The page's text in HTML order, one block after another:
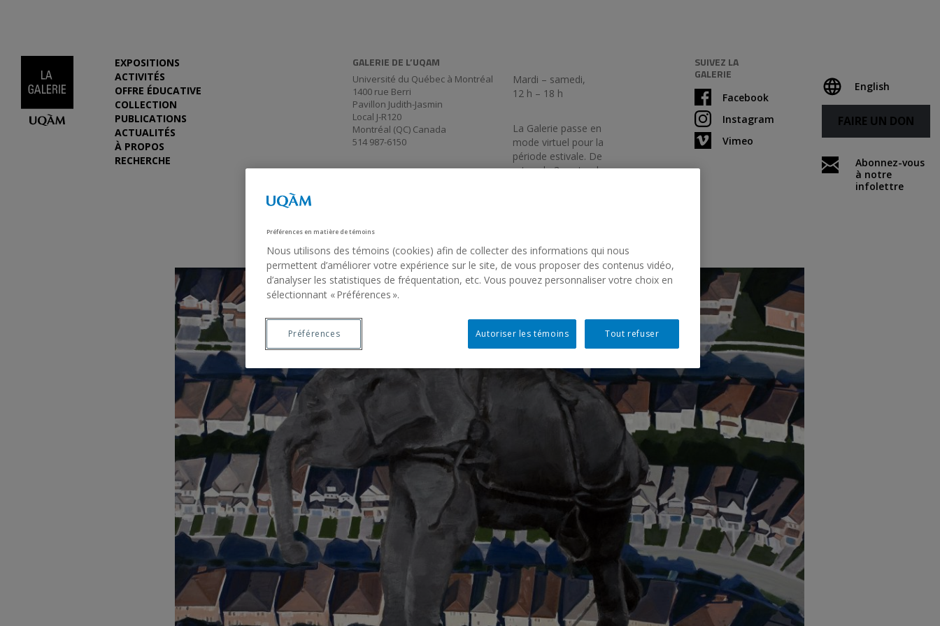
EXPOSITIONS
ACTIVITÉS
OFFRE ÉDUCATIVE
COLLECTION
PUBLICATIONS
ACTUALITÉS
À PROPOS
RECHERCHE
GALERIE DE L’UQAM
Université du Québec à Montréal
1400 rue Berri
Pavillon Judith-Jasmin
Local J-R120
Montréal (QC) Canada
514 987-6150
Mardi – samedi,
12 h – 18 h
La Galerie passe en
mode virtuel pour la
période estivale. De
retour le 3 septembre
SUIVEZ LA
GALERIE
Facebook
Instagram
Vimeo
English
FAIRE UN DON
Abonnez-vous
à notre
infolettre
Préférences en matière de témoins
Nous utilisons des témoins (cookies) afin de collecter des informations qui nous
permettent d’améliorer votre expérience sur le site, de vous proposer des contenus vidéo,
d’analyser les statistiques de fréquentation, etc. Vous pouvez personnaliser votre choix en
sélectionnant « Préférences ».
Tout refuser
Autoriser les témoins
Préférences